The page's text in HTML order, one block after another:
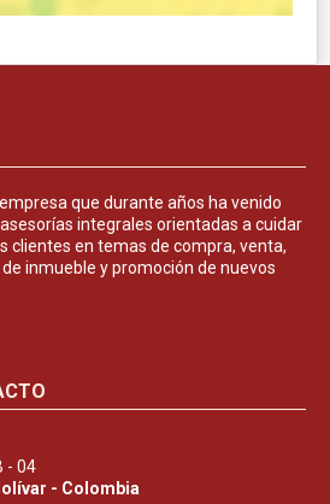
que durante años ha venido
integrales orientadas a cuidar
clientes en temas de compra, venta,
inmueble y promoción de nuevos
- 04
- Colombia